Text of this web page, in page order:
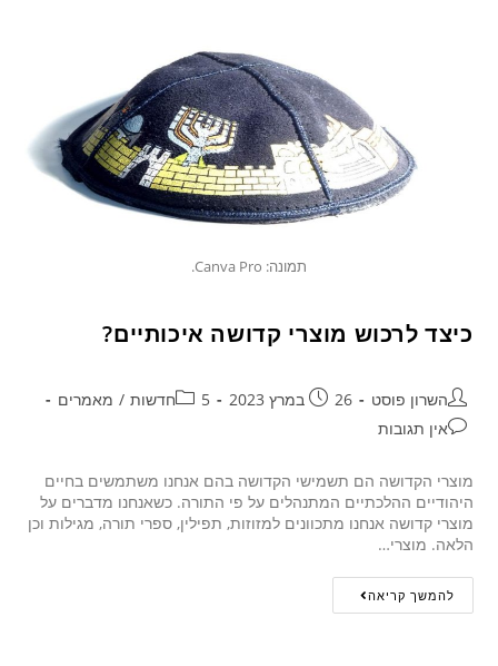
תמונה: Canva Pro.
כיצד לרכוש מוצרי קדושה איכותיים?
השרון פוסט 26 במרץ 2023 5חדשות / מאמרים
אין תגובות
מוצרי הקדושה הם תשמישי הקדושה בהם אנחנו משתמשים בחיים
היהודיים ההלכתיים המתנהלים על פי התורה. כשאנחנו מדברים על
מוצרי קדושה אנחנו מתכוונים למזוזות, תפילין, ספרי תורה, מגילות וכן
הלאה. מוצרי…
להמשך קריאה